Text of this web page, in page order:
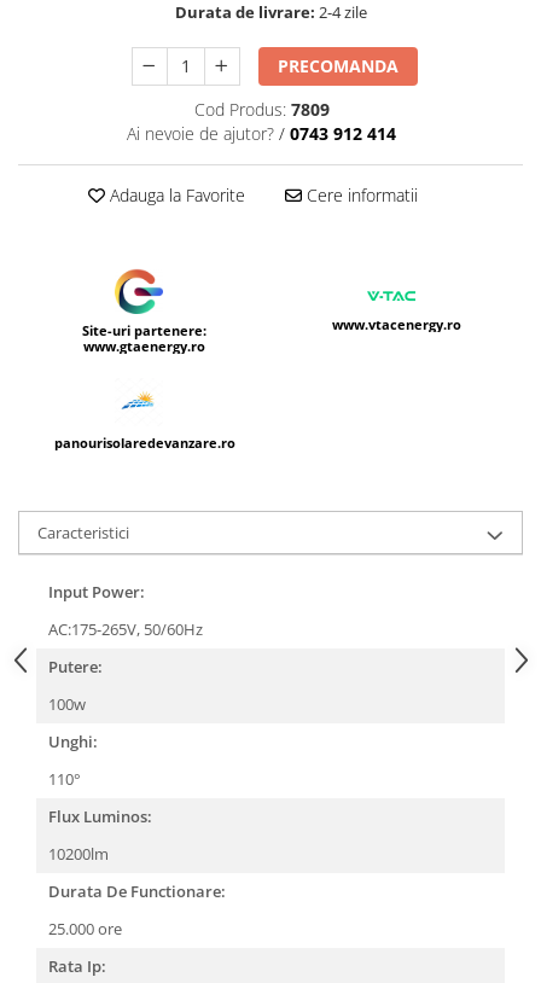
Durata de livrare: 2-4 zile
PRECOMANDA
Cod Produs: 7809
Ai nevoie de ajutor? / 0743 912 414
Adauga la Favorite Cere informatii
Site-uri partenere:
www.gtaenergy.ro
www.vtacenergy.ro
panourisolaredevanzare.ro
Caracteristici
Input Power:
AC:175-265V, 50/60Hz
Putere:
100w
Unghi:
110°
Flux Luminos:
10200lm
Durata De Functionare:
25.000 ore
Rata Ip: